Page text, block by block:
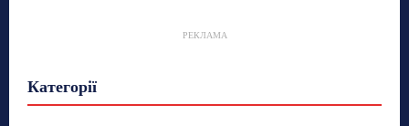
РЕКЛАМА
Категорії
Лайфстайл
Мандри Мова
Новини України